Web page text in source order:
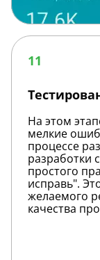
Тестирование
11
На этом
мелкие
процессе
разработки
простого
исправь".
желаемого
качества